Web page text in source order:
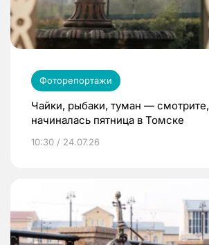
Фоторепортажи
Чайки, рыбаки, туман —
начиналась пятница в Томске
10:30 / 24.07.26